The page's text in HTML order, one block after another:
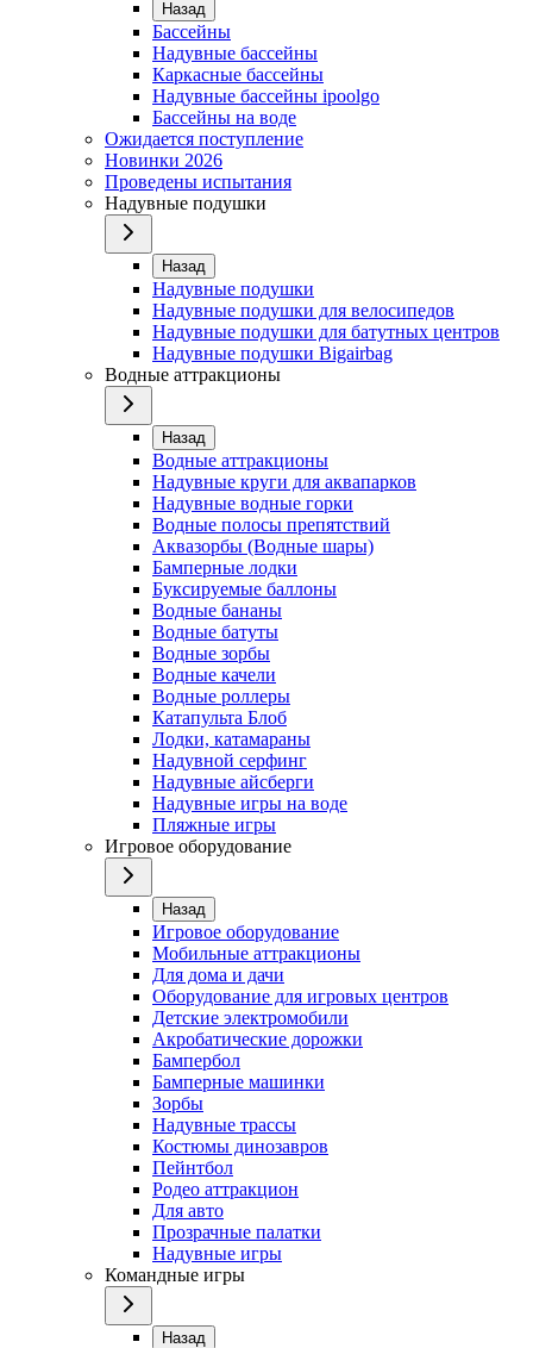
Назад
Бассейны
Надувные бассейны
Каркасные бассейны
Надувные бассейны ipoolgo
Бассейны на воде
Ожидается поступление
Новинки 2026
Проведены испытания
Надувные подушки
Назад
Надувные подушки
Надувные подушки для велосипедов
Надувные подушки для батутных центров
Надувные подушки Bigairbag
Водные аттракционы
Назад
Водные аттракционы
Надувные круги для аквапарков
Надувные водные горки
Водные полосы препятствий
Аквазорбы (Водные шары)
Бамперные лодки
Буксируемые баллоны
Водные бананы
Водные батуты
Водные зорбы
Водные качели
Водные роллеры
Катапульта Блоб
Лодки, катамараны
Надувной серфинг
Надувные айсберги
Надувные игры на воде
Пляжные игры
Игровое оборудование
Назад
Игровое оборудование
Мобильные аттракционы
Для дома и дачи
Оборудование для игровых центров
Детские электромобили
Акробатические дорожки
Бампербол
Бамперные машинки
Зорбы
Надувные трассы
Костюмы динозавров
Пейнтбол
Родео аттракцион
Для авто
Прозрачные палатки
Надувные игры
Командные игры
Назад